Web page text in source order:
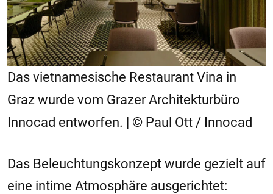
Das vietnamesische Restaurant Vina in
Graz wurde vom Grazer Architekturbüro
Innocad entworfen. | © Paul Ott / Innocad
Das Beleuchtungskonzept wurde gezielt auf
eine intime Atmosphäre ausgerichtet: